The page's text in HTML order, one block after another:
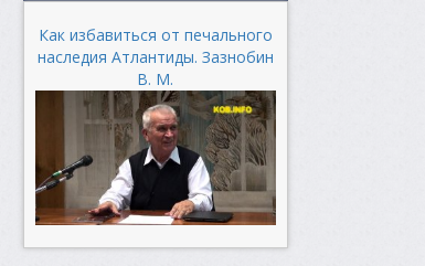
Как избавиться от печального
наследия Атлантиды. Зазнобин
В. М.